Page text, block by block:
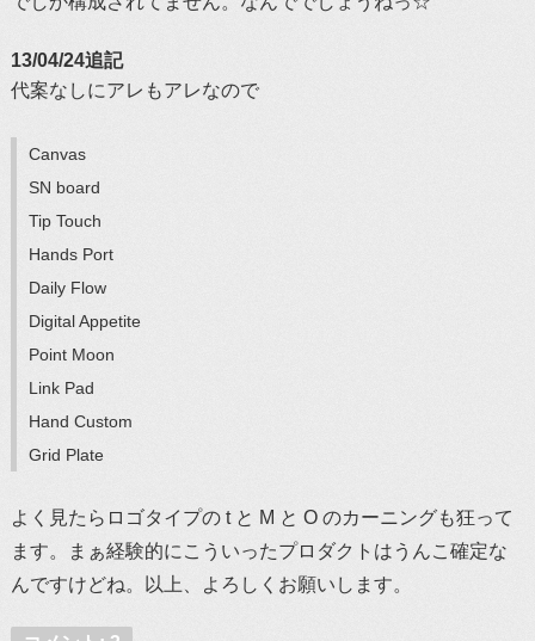
13/04/24追記
代案なしにアレもアレなので
Canvas
SN board
Tip Touch
Hands Port
Daily Flow
Digital Appetite
Point Moon
Link Pad
Hand Custom
Grid Plate
よく見たらロゴタイプの t と M と O のカーニングも狂って
ます。まぁ経験的にこういったプロダクトはうんこ確定な
んですけどね。以上、よろしくお願いします。